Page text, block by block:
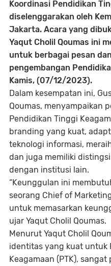
Koordinasi Pendidikan
diselenggarakan oleh
Jakarta. Acara yang
Yaqut Cholil Qoumas ini
untuk berbagai pesan
pengembangan
Kamis, (07/12/2023).
Dalam kesempatan ini,
Qoumas, menyampaikan
Pendidikan Tinggi
branding yang kuat,
teknologi informasi,
dan juga memiliki
dengan institusi lain.
“Keunggulan ini
seorang Chief of
untuk memasarkan
ujar Yaqut Cholil Qoumas.
Menurut Yaqut Cholil
identitas yang kuat untuk
Keagamaan (PTK),